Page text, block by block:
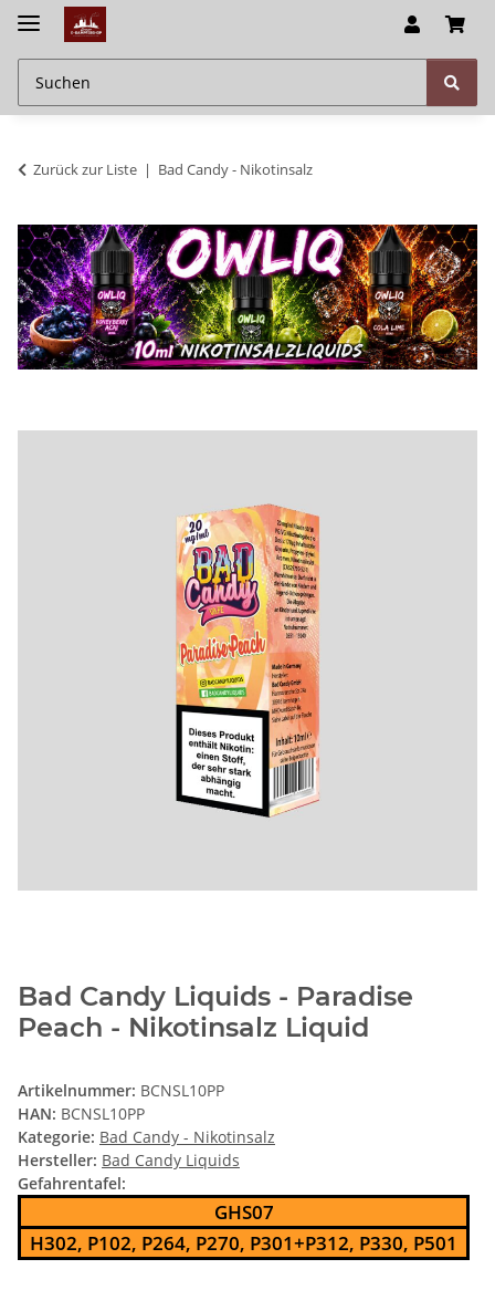
Zurück zur Liste Bad Candy - Nikotinsalz
Bad Candy Liquids - Paradise
Peach - Nikotinsalz Liquid
Artikelnummer: BCNSL10PP
HAN: BCNSL10PP
Kategorie: Bad Candy - Nikotinsalz
Hersteller: Bad Candy Liquids
Gefahrentafel:
GHS07
H302, P102, P264, P270, P301+P312, P330, P501